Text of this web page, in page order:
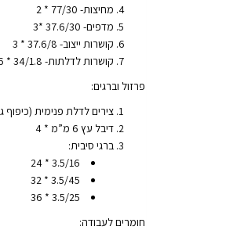
מחיצות- 77/30 * 2
מדפים- 37.6/30 *3
קושרות ייצוב- 37.6/8 * 3
קושרות לדלתות- 34/1.8 * 6
פרזול וברגים:
צירים לדלת פנימית (כיפוף
דיבל עץ 6 מ”מ * 4
ברגי סיבית:
חומרים לעבודה: